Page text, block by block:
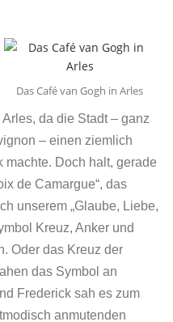
Das Café van Gogh in Arles
da die Stadt – ganz
– einen ziemlich
machte. Doch halt, gerade
de Camargue“, das
unserem „Glaube, Liebe,
Kreuz, Anker und
Oder das Kreuz der
das Symbol an
Frederick sah es zum
anmutenden